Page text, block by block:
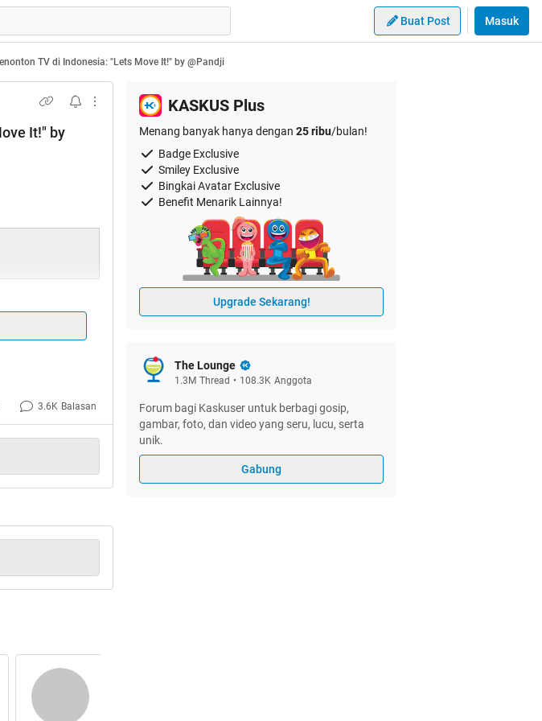
Buat Post Masuk
TV di Indonesia: "Lets Move It!" by @Pandji
It!" by
3.6K Balasan
KASKUS Plus
Menang banyak hanya dengan 25 ribu/bulan!
Badge Exclusive
Smiley Exclusive
Bingkai Avatar Exclusive
Benefit Menarik Lainnya!
Upgrade Sekarang!
The Lounge
1.3M Thread • 108.3K Anggota
Forum bagi Kaskuser untuk berbagi gosip,
gambar, foto, dan video yang seru, lucu, serta
unik.
Gabung